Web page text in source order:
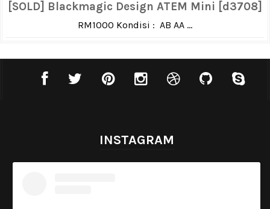
[SOLD] Blackmagic Design ATEM Mini [d3708]
RM1000 Kondisi : AB AA ...
INSTAGRAM